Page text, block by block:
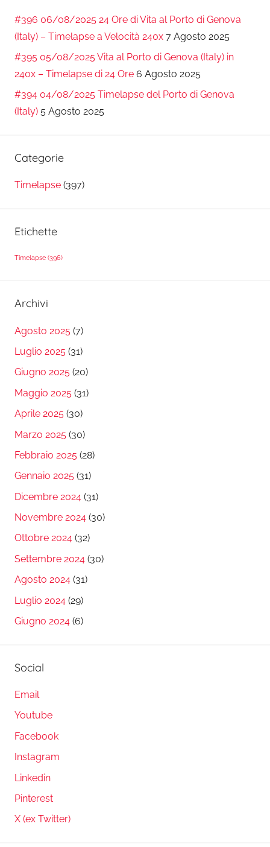
#396 06/08/2025 24 Ore di Vita al Porto di Genova
(Italy) – Timelapse a Velocità 240x 7 Agosto 2025
#395 05/08/2025 Vita al Porto di Genova (Italy) in
240x – Timelapse di 24 Ore 6 Agosto 2025
#394 04/08/2025 Timelapse del Porto di Genova
(Italy) 5 Agosto 2025
Categorie
Timelapse (397)
Etichette
Timelapse (396)
Archivi
Agosto 2025 (7)
Luglio 2025 (31)
Giugno 2025 (20)
Maggio 2025 (31)
Aprile 2025 (30)
Marzo 2025 (30)
Febbraio 2025 (28)
Gennaio 2025 (31)
Dicembre 2024 (31)
Novembre 2024 (30)
Ottobre 2024 (32)
Settembre 2024 (30)
Agosto 2024 (31)
Luglio 2024 (29)
Giugno 2024 (6)
Social
Email
Youtube
Facebook
Instagram
Linkedin
Pinterest
X (ex Twitter)